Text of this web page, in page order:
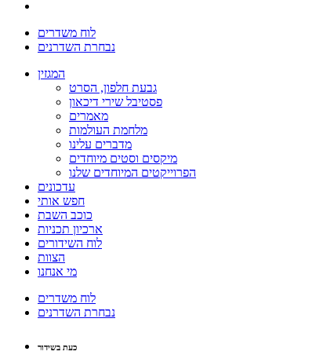
לוח משדרים
נבחרת השדרנים
המגזין
גבעת חלפון, הסרט
פסטיבל שירי דיכאון
מאמרים
מלחמת העולמות
מדברים עלינו
מיקסים וסטים מיוחדים
הפרוייקטים המיוחדים שלנו
עדכונים
חפש אותי
כוכב השבת
ארכיון תכניות
לוח השידורים
הצוות
מי אנחנו
לוח משדרים
נבחרת השדרנים
כעת בשידור